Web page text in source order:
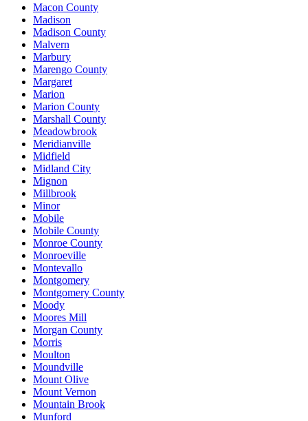
Macon County
Madison
Madison County
Malvern
Marbury
Marengo County
Margaret
Marion
Marion County
Marshall County
Meadowbrook
Meridianville
Midfield
Midland City
Mignon
Millbrook
Minor
Mobile
Mobile County
Monroe County
Monroeville
Montevallo
Montgomery
Montgomery County
Moody
Moores Mill
Morgan County
Morris
Moulton
Moundville
Mount Olive
Mount Vernon
Mountain Brook
Munford